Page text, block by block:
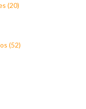
(20)
(52)